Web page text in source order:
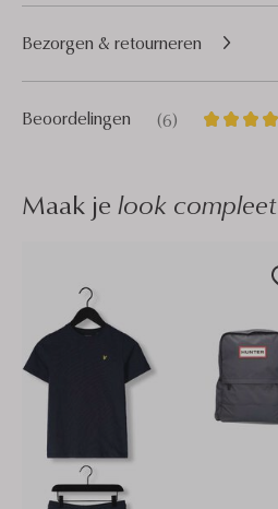
Beoordelingen (6) 6
4
Bezorgen & retourneren
Maak je look compleet